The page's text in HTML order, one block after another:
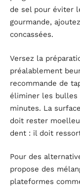
de sel pour éviter
gourmande,
concassées.
Versez la
préalablement
recommande de
éliminer les bulles
minutes. La
doit rester
dent : il doit
Pour des
propose des
plateformes